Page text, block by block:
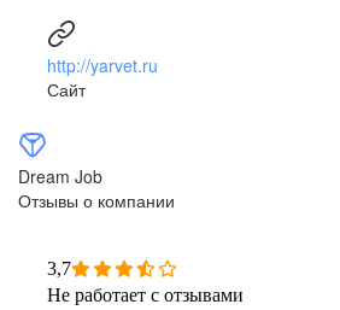
http://yarvet.ru
Сайт
Dream Job
Отзывы о компании
3,7
Не работает с отзывами